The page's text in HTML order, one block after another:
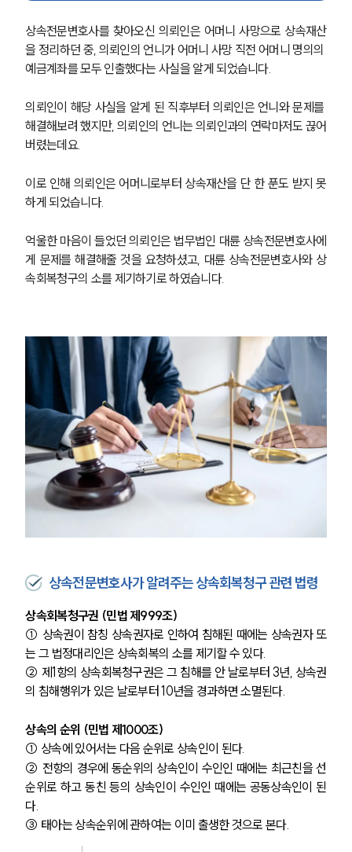
상속전문변호사를 찾아오신 의뢰인은 어머니 사망으로 상속재산
을 정리하던 중, 의뢰인의 언니가 어머니 사망 직전 어머니 명의의
예금계좌를 모두 인출했다는 사실을 알게 되었습니다.
의뢰인이 해당 사실을 알게 된 직후부터 의뢰인은 언니와 문제를
해결해보려 했지만, 의뢰인의 언니는 의뢰인과의 연락마저도 끊어
버렸는데요.
이로 인해 의뢰인은 어머니로부터 상속재산을 단 한 푼도 받지 못
하게 되었습니다.
억울한 마음이 들었던 의뢰인은 법무법인 대륜 상속전문변호사에
게 문제를 해결해줄 것을 요청하셨고, 대륜 상속전문변호사와 상
속회복청구의 소를 제기하기로 하였습니다.
상속전문변호사가 알려주는 상속회복청구 관련 법령
상속회복청구권 (민법 제999조)
① 상속권이 참칭 상속권자로 인하여 침해된 때에는 상속권자 또
는 그 법정대리인은 상속회복의 소를 제기할 수 있다.
② 제1항의 상속회복청구권은 그 침해를 안 날로부터 3년, 상속권
의 침해행위가 있은 날로부터 10년을 경과하면 소멸된다.
상속의 순위 (민법 제1000조)
① 상속에 있어서는 다음 순위로 상속인이 된다.
② 전항의 경우에 동순위의 상속인이 수인인 때에는 최근친을 선
순위로 하고 동친 등의 상속인이 수인인 때에는 공동상속인이 된
다.
③ 태아는 상속순위에 관하여는 이미 출생한 것으로 본다.